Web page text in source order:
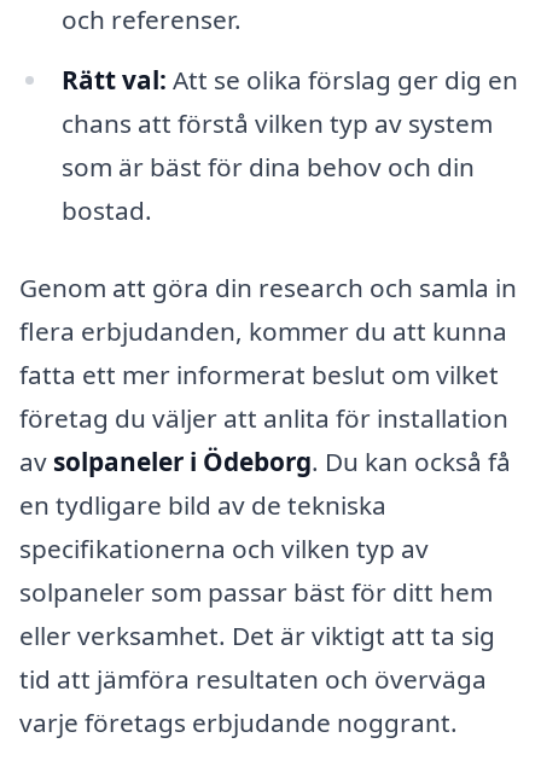
och referenser.
Rätt val: Att se olika förslag ger dig en
chans att förstå vilken typ av system
som är bäst för dina behov och din
bostad.
Genom att göra din research och samla in
flera erbjudanden, kommer du att kunna
fatta ett mer informerat beslut om vilket
företag du väljer att anlita för installation
av solpaneler i Ödeborg. Du kan också få
en tydligare bild av de tekniska
specifikationerna och vilken typ av
solpaneler som passar bäst för ditt hem
eller verksamhet. Det är viktigt att ta sig
tid att jämföra resultaten och överväga
varje företags erbjudande noggrant.